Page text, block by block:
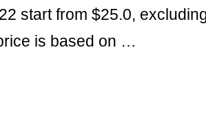
start from $25.0,
is based on …